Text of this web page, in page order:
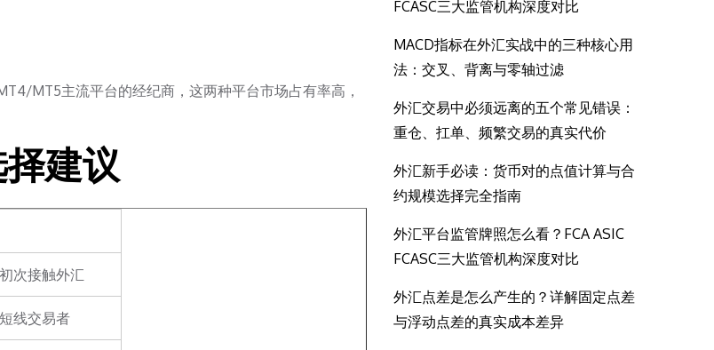
MT5主流平台的经纪商，这两种平台市场占有率高，
建议
初次接触外汇
短线交易者
FCASC三大监管机构深度对比
MACD指标在外汇实战中的三种核心用
法：交叉、背离与零轴过滤
外汇交易中必须远离的五个常见错误：
重仓、扛单、频繁交易的真实代价
外汇新手必读：货币对的点值计算与合
约规模选择完全指南
外汇平台监管牌照怎么看？FCA ASIC
FCASC三大监管机构深度对比
外汇点差是怎么产生的？详解固定点差
与浮动点差的真实成本差异